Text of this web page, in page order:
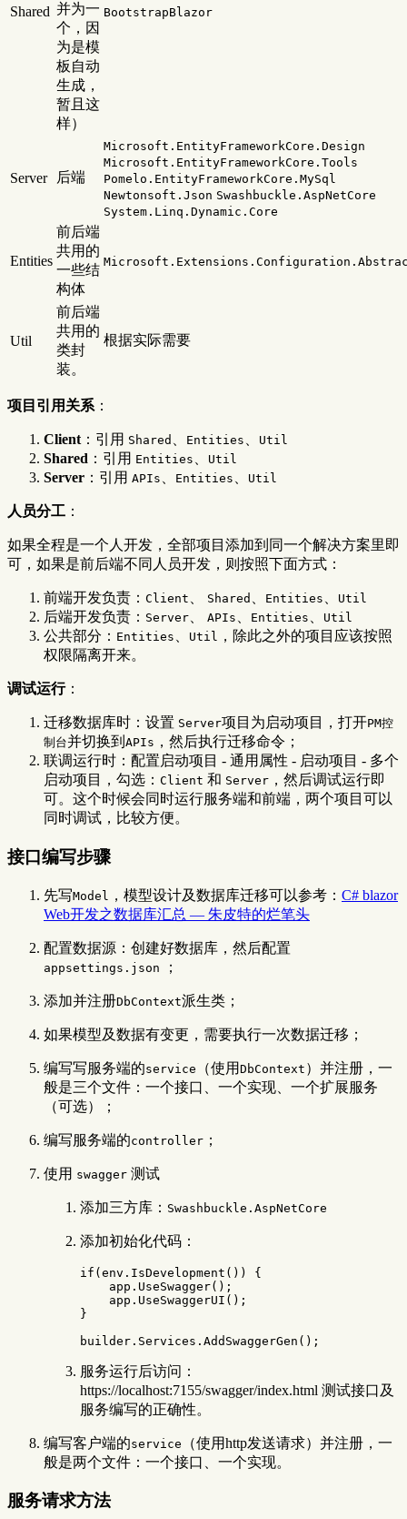
Shared 并为一
个，因
为是模
板自动
生成，
暂且这
样）
BootstrapBlazor
Server 后端
Microsoft.EntityFrameworkCore.Design
Microsoft.EntityFrameworkCore.Tools
Pomelo.EntityFrameworkCore.MySql
Newtonsoft.Json Swashbuckle.AspNetCore
System.Linq.Dynamic.Core
Entities
前后端
共用的
一些结
构体
Util
前后端
共用的
类封
装。
根据实际需要
项目引用关系 ：
Client ：引用 Shared Entities Util
Shared ：引用 Entities Util
Server ：引用 APIs Entities Util
人员分工 ：
如果全程是一个人开发，全部项目添加到同一个解决方案里即
可，如果是前后端不同人员开发，则按照下面方式：
前端开发负责： Client Shared Entities Util
后端开发负责： Server APIs Entities Util
公共部分： Entities Util ，除此之外的项目应该按照
权限隔离开来。
调试运行：
迁移数据库时：设置 Server项目为启动项目，打开PM控
制台并切换到 APIs ，然后执行迁移命令；
联调运行时：配置启动项目 - 通用属性 - 启动项目 - 多个
启动项目，勾选： Client 和 Server ，然后调试运行即
可。这个时候会同时运行服务端和前端，两个项目可以
同时调试，比较方便。
接口编写步骤
先写Model ，模型设计及数据库迁移可以参考： C# blazor
Web开发之数据库汇总 — 朱皮特的烂笔头
配置数据源：创建好数据库，然后配置
appsettings.json ；
添加并注册DbContext派生类；
如果模型及数据有变更，需要执行一次数据迁移；
编写写服务端的service （使用 DbContext ）并注册，一
般是三个文件：一个接口、一个实现、一个扩展服务
（可选）；
编写服务端的controller ；
使用 swagger 测试
添加三方库： Swashbuckle.AspNetCore
添加初始化代码：
if (env . IsDevelopment ())
{
app . UseSwagger();
app . UseSwaggerUI ();
}
builder . Services . AddSwaggerGen ();
服务运行后访问：
https://localhost:7155/swagger/index.html 测试接口及
服务编写的正确性。
编写客户端的service
（使用http发送请求）并注册，一
般是两个文件：一个接口、一个实现。
服务请求方法